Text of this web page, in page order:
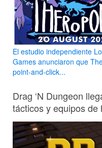
El estudio independiente
Games anunciaron que
point-and-click...
Drag ‘N Dungeon
tácticos y equipos